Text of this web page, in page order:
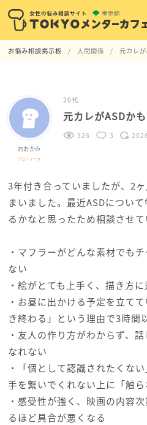
お悩み相談掲示板 人間関係 元カレ
おおかみ
プロフィール
20代
元カレがASDか
326 3
3年付き合っていましたが、2
まいました。最近ASDについ
るかなと思ったため相談させて
・マフラーがどんな素材でも
ない
・絵がとても上手く、描き方
・お昼に出かける予定を立て
き終わる」という理由で3時間
・友人の作り方がわからず、
なれない
・「個として認識されたくな
手を繋いでくれない上に「触
・感受性が強く、映画の内容
るほど具合が悪くなる